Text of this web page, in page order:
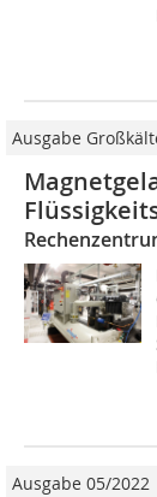
Ausgabe
Ausgabe 05/2022